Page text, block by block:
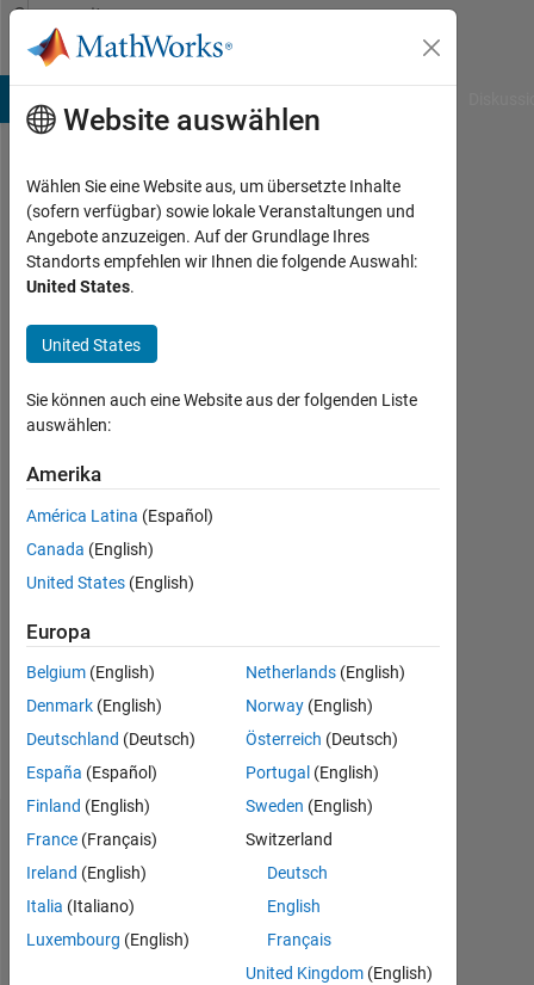
Weiter zum Inhalt
Community
Profile
divya
r
Last
mehr
als 6
Jahre
Aktiv
seit
2012
0
Following:
0
Follow
Dashboard
Statistik
MATLAB Answers
Website auswählen
Wählen Sie eine Website aus, um übersetzte Inhalte
(sofern verfügbar) sowie lokale Veranstaltungen und
Angebote anzuzeigen. Auf der Grundlage Ihres
Standorts empfehlen wir Ihnen die folgende Auswahl:
United States.
United States
Sie können auch eine Website aus der folgenden Liste
auswählen:
Amerika
América Latina (Español)
Canada (English)
United States (English)
Europa
Belgium (English)
Denmark (English)
Deutschland (Deutsch)
España (Español)
Finland (English)
France (Français)
Ireland (English)
Italia (Italiano)
Luxembourg (English)
Netherlands (English)
Norway (English)
Österreich (Deutsch)
Portugal (English)
Sweden (English)
Switzerland
Deutsch
English
Français
United Kingdom (English)